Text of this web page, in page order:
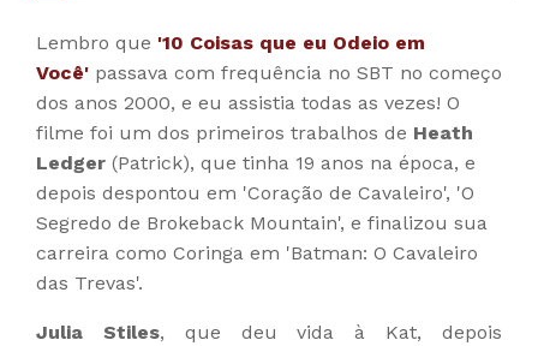
Lembro que '10 Coisas que eu Odeio em
Você' passava com frequência no SBT no começo
dos anos 2000, e eu assistia todas as vezes! O
filme foi um dos primeiros trabalhos de Heath
Ledger (Patrick), que tinha 19 anos na época, e
depois despontou em 'Coração de Cavaleiro', 'O
Segredo de Brokeback Mountain', e finalizou sua
carreira como Coringa em 'Batman: O Cavaleiro
das Trevas'.
Julia Stiles, que deu vida à Kat, depois